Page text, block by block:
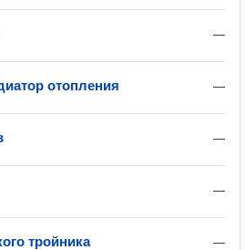
—
—
отопления
—
—
—
тройника